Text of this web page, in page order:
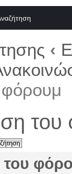
‹
φόρουμ
του